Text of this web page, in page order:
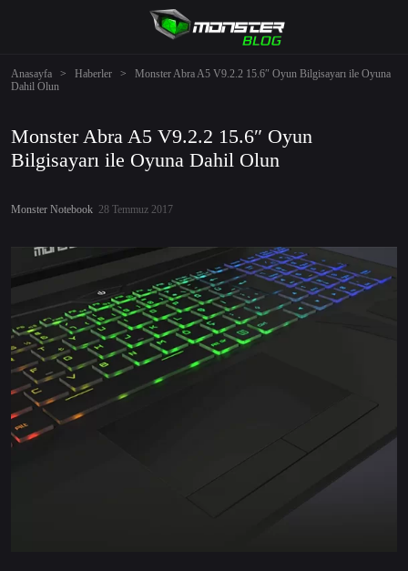
Anasayfa > Haberler > Monster Abra A5 V9.2.2 15.6″ Oyun Bilgisayarı ile Oyuna
Dahil Olun
Monster Abra A5 V9.2.2 15.6″ Oyun
Bilgisayarı ile Oyuna Dahil Olun
Monster Notebook 28 Temmuz 2017